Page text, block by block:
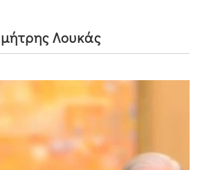
Λουκάς